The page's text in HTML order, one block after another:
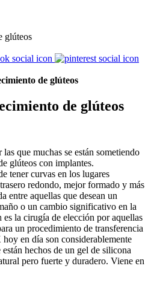
glúteos
de glúteos
de glúteos
que muchas se están sometiendo
glúteos con implantes.
tener curvas en los lugares
redondo, mejor formado y más
entre aquellas que desean un
o un cambio significativo en la
la cirugía de elección por aquellas
un procedimiento de transferencia
en día son considerablemente
hechos de un gel de silicona
pero fuerte y duradero. Viene en